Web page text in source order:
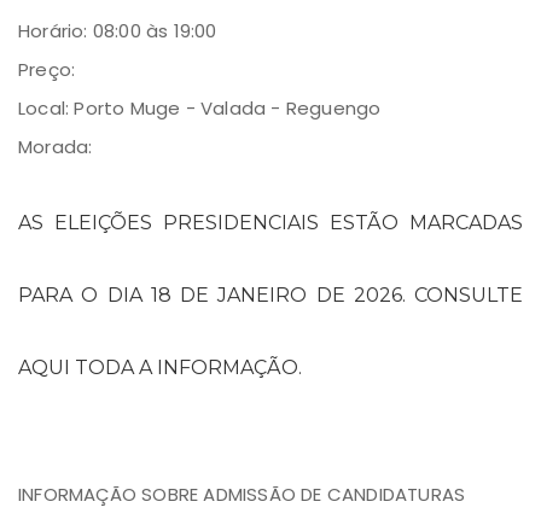
Horário: 08:00 às 19:00
Preço:
Local: Porto Muge - Valada - Reguengo
Morada:
AS ELEIÇÕES PRESIDENCIAIS ESTÃO MARCADAS
PARA O DIA 18 DE JANEIRO DE 2026. CONSULTE
AQUI TODA A INFORMAÇÃO.
INFORMAÇÃO SOBRE ADMISSÃO DE CANDIDATURAS